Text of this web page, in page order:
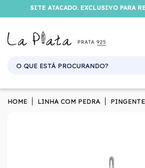
SITE ATACADO. EXCLUSIVO PARA
HOME LINHA COM PEDRA